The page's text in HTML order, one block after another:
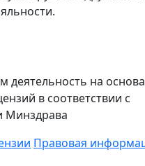
деятельность на
в соответствии с
Минздрава
Правовая